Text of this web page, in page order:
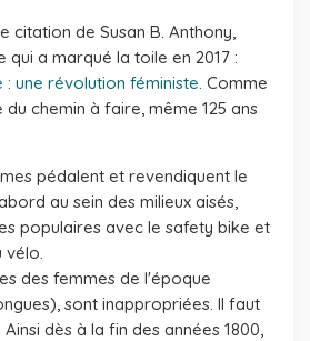
citation de Susan B. Anthony,
qui a marqué la toile en 2017 :
une révolution féministe. Comme
chemin à faire, même 125 ans
pédalent et revendiquent le
au sein des milieux aisés,
populaires avec le safety bike et
vélo.
des femmes de l'époque
sont inappropriées. Il faut
dès à la fin des années 1800,